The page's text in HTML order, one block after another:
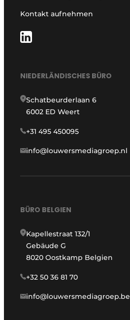
Kontakt aufnehmen
NIEDERLÄNDISCHES BÜRO
Schatbeurderlaan 6
6002 ED Weert
+31 495 450095
info@louwersmediagroep.nl
BÜRO BELGIEN
Kapellestraat 132/1
Gebäude G
8020 Oostkamp Belgien
+32 50 36 81 70
info@louwersmediagroep.be